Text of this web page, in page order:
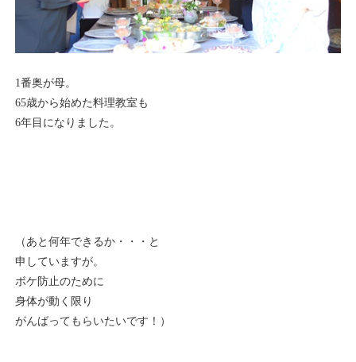
1番奥が母。
65歳から始めた料理教室も
6年目になりました。
（あと何年できるか・・・と
申していますが。
ボケ防止のために
身体が動く限り
がんばってもらいたいです！）